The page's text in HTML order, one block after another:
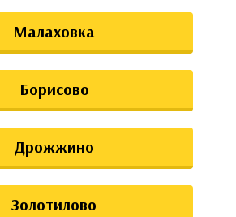
Малаховка
Борисово
Дрожжино
Золотилово